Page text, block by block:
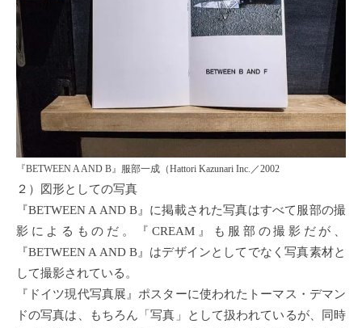
『BETWEEN A AND B』服部一成（Hattori Kazunari Inc.／2002
２）図形としての写真
『BETWEEN A AND B』に掲載された写真はすべて服部の撮
影によるものだ。『CREAM』も服部の撮影だが、
『BETWEEN A AND B』はデザインとしてでなく写真素材と
して撮影されている。
『ドイツ現代写真展』ポスターに使われたトーマス・デマン
ドの写真は、もちろん「写真」として扱われているが、同時